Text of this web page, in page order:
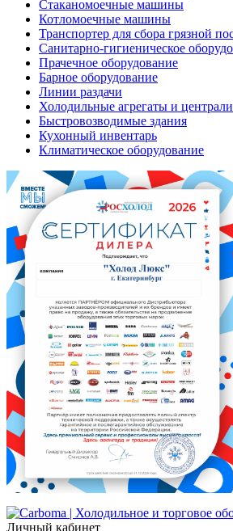
Стаканомоечные машины
Котломоечные машины
Транспортер для сбора грязной
Санитарно-гигиеническое
Прачечное оборудование
Барное оборудование
Линии раздачи
Холодильные агрегаты и централи
Быстровозводимые здания
Кухонный инвентарь
Климатическое оборудование
Личный кабинет